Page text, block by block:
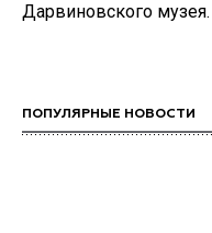
Дарвиновского музея.
ПОПУЛЯРНЫЕ НОВОСТИ